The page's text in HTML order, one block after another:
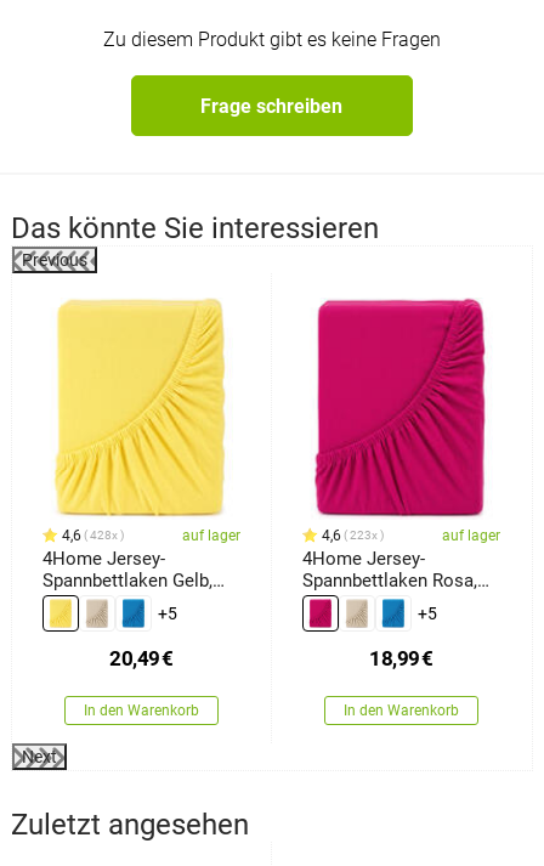
Zu diesem Produkt gibt es keine Fragen
Frage schreiben
Das könnte Sie interessieren
Previous
4,6 428x auf lager
4Home Jersey-
Spannbettlaken Gelb,
180 x 200 cm
+5
20,49€
In den Warenkorb
4,6 223x auf lager
4Home Jersey-
Spannbettlaken Rosa,
180 x 200 cm
+5
18,99€
In den Warenkorb
Next
Zuletzt angesehen